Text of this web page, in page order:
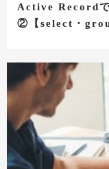
Active Recordで
②【select・